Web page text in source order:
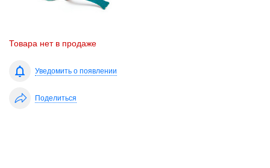
Товара нет в продаже
Уведомить о появлении
Поделиться